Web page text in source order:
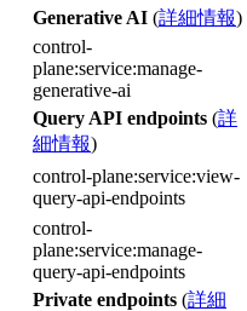
Generative AI (詳細情報)
control-
plane:service:manage-
generative-ai
Query API endpoints (詳
細情報)
control-plane:service:view-
query-api-endpoints
control-
plane:service:manage-
query-api-endpoints
Private endpoints (詳細